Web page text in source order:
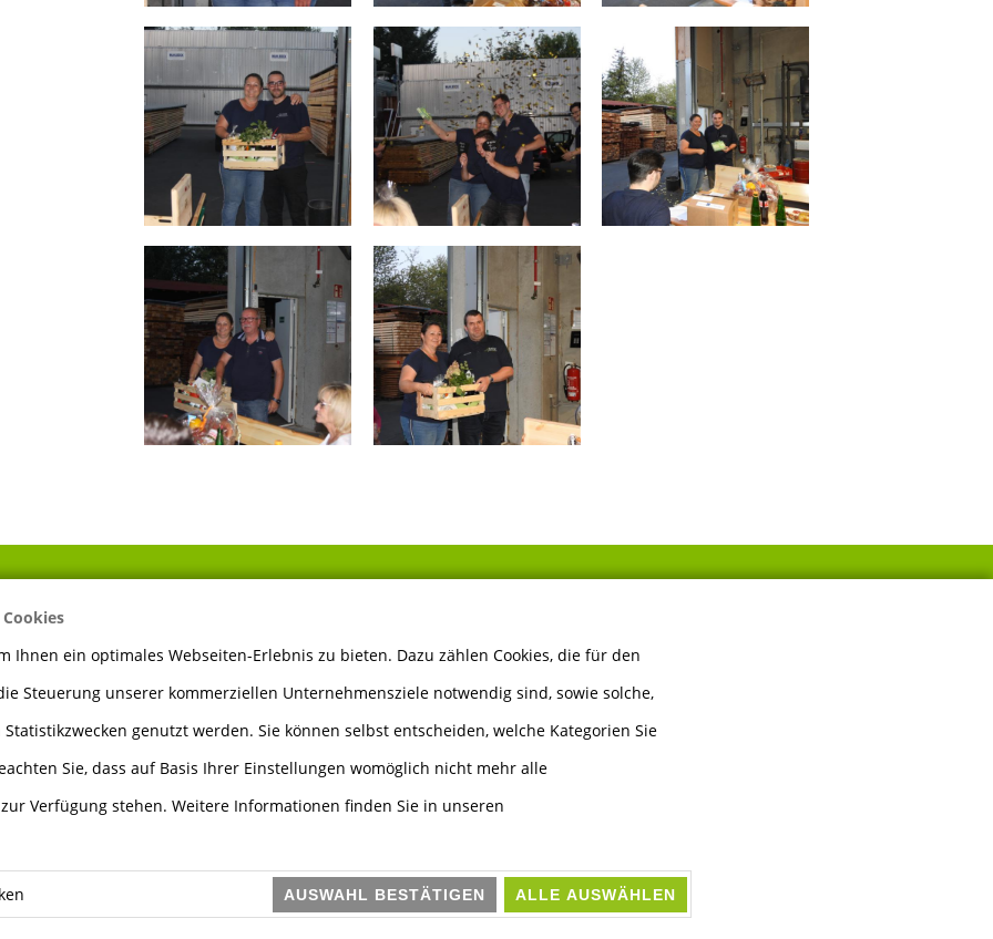
Ihnen ein optimales Webseiten-Erlebnis zu bieten. Dazu zählen Cookies, die für den
Steuerung unserer kommerziellen Unternehmensziele notwendig sind, sowie solche,
genutzt werden. Sie können selbst entscheiden, welche Kategorien Sie
Sie, dass auf Basis Ihrer Einstellungen womöglich nicht mehr alle
Verfügung stehen. Weitere Informationen finden Sie in unseren
AUSWAHL BESTÄTIGEN ALLE AUSWÄHLEN
Montag bis Freitag
7.30 - 12.00 Uhr
Samstag